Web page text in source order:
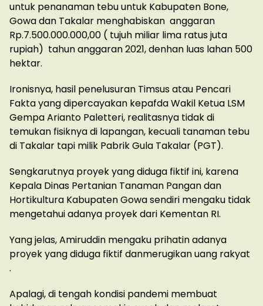
untuk penanaman tebu untuk Kabupaten Bone,
Gowa dan Takalar menghabiskan anggaran
Rp.7.500.000.000,00 ( tujuh miliar lima ratus juta
rupiah) tahun anggaran 2021, denhan luas lahan 500
hektar.
Ironisnya, hasil penelusuran Timsus atau Pencari
Fakta yang dipercayakan kepafda Wakil Ketua LSM
Gempa Arianto Paletteri, realitasnya tidak di
temukan fisiknya di lapangan, kecuali tanaman tebu
di Takalar tapi milik Pabrik Gula Takalar (PGT).
Sengkarutnya proyek yang diduga fiktif ini, karena
Kepala Dinas Pertanian Tanaman Pangan dan
Hortikultura Kabupaten Gowa sendiri mengaku tidak
mengetahui adanya proyek dari Kementan RI.
Yang jelas, Amiruddin mengaku prihatin adanya
proyek yang diduga fiktif danmerugikan uang rakyat
.
Apalagi, di tengah kondisi pandemi membuat